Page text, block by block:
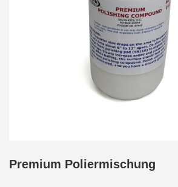
Premium Poliermischung